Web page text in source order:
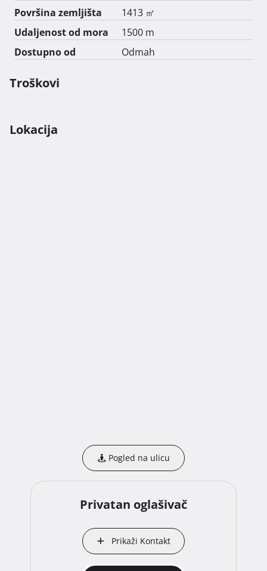
Površina zemljišta
1413 ㎡
Udaljenost od mora
1500 m
Dostupno od
Odmah
Troškovi
Lokacija
Pogled na ulicu
Privatan oglašivač
Prikaži Kontakt